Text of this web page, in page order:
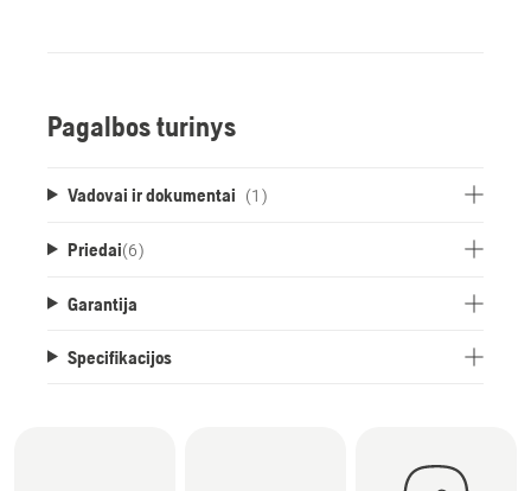
Pagalbos turinys
Vadovai ir dokumentai (1)
Priedai(6)
Garantija
Specifikacijos